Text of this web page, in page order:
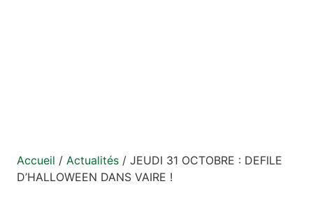
Accueil / Actualités / JEUDI 31 OCTOBRE : DEFILE
D’HALLOWEEN DANS VAIRE !